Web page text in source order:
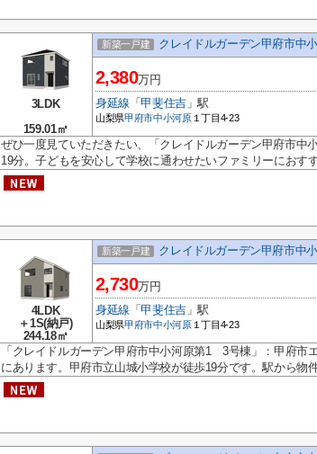
3LDK
159.01㎡
新築一戸建 クレイドルガーデン甲府市中
2,380万円
身延線 「甲斐住吉」駅
山梨県甲府市中小河原 １丁目4-23
ぜひ一度見ていただきたい、「クレイドルガーデン甲府市
19分。子どもを安心して学校に通わせたいファミリーにおす
4LDK
＋1S(納戸)
244.18㎡
新築一戸建 クレイドルガーデン甲府市中
2,730万円
身延線 「甲斐住吉」駅
山梨県甲府市中小河原 １丁目4-23
「クレイドルガーデン甲府市中小河原第1 3号棟」：甲府市
にあります。甲府市立山城小学校が徒歩19分です。駅から物